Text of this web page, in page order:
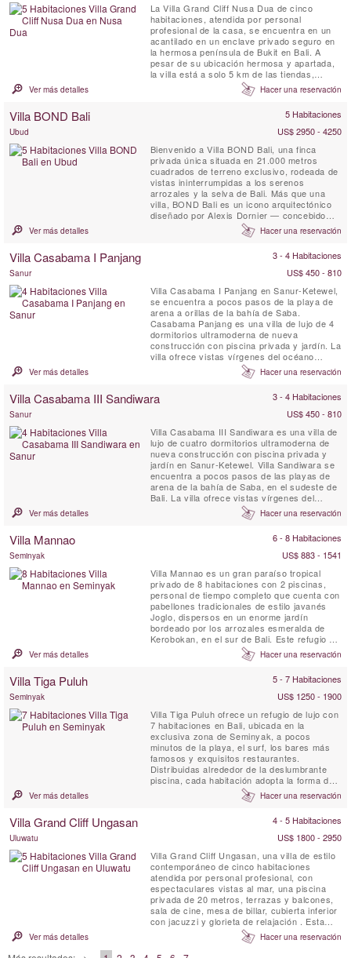
La Villa Grand Cliff Nusa Dua de cinco
habitaciones, atendida por personal
profesional de la casa, se encuentra en un
acantilado en un enclave privado seguro en
la hermosa península de Bukit en Bali. A
pesar de su ubicación hermosa y apartada,
la villa está a solo 5 km de las tiendas,
restaurantes, golf y actividades de deportes
acuáticos de Nusa Dua, todos los cuales
el conductor de cortesía de la villa. Esta villa
Ver más detalles Hacer una reservación
Villa BOND Bali 5 Habitaciones
Ubud
US$ 2950 - 4250
Bienvenido a Villa BOND Bali, una finca
privada única situada en 21.000 metros
cuadrados de terreno exclusivo, rodeada de
vistas ininterrumpidas a los serenos
arrozales y la selva de Bali. Más que una
villa, BOND Bali es un icono arquitectónico
diseñado por Alexis Dornier — concebido
para despertar los sentidos y llevarte de
regreso a la serenidad. La experiencia se
cuidadosamente diseñadas, un jardín de
Ver más detalles Hacer una reservación
Villa Casabama I Panjang 3 - 4 Habitaciones
Sanur
US$ 450 - 810
Villa Casabama I Panjang en Sanur-Ketewel,
se encuentra a pocos pasos de la playa de
arena a orillas de la bahía de Saba.
Casabama Panjang es una villa de lujo de 4
dormitorios ultramoderna de nueva
construcción con piscina privada y jardín. La
villa ofrece vistas vírgenes del océano
cercano. Villa Casabama I Panjang se
encuentra en los terrenos de Casabama
independientes con personal completo.
Ver más detalles Hacer una reservación
Villa Casabama III Sandiwara 3 - 4 Habitaciones
Sanur
US$ 450 - 810
Villa Casabama III Sandiwara es una villa de
lujo de cuatro dormitorios ultramoderna de
nueva construcción con piscina privada y
jardín en Sanur-Ketewel. Villa Sandiwara se
encuentra a pocos pasos de las playas de
arena de la bahía de Saba, en el sudeste de
Bali. La villa ofrece vistas vírgenes del
océano cercano y del volcán. Villa
Casabama III Sandiwara se encuentra en los
tres villas de lujo independientes con
Ver más detalles Hacer una reservación
Villa Mannao 6 - 8 Habitaciones
Seminyak
US$ 883 - 1541
Villa Mannao es un gran paraíso tropical
privado de 8 habitaciones con 2 piscinas,
personal de tiempo completo que cuenta con
pabellones tradicionales de estilo javanés
Joglo, dispersos en un enorme jardín
bordeado por los arrozales esmeralda de
Kerobokan, en el sur de Bali. Este refugio de
vacaciones está diseñado para familias
numerosas o grupos de amigos que desean
cerca del destino turístico más moderno y
Ver más detalles Hacer una reservación
Villa Tiga Puluh 5 - 7 Habitaciones
Seminyak
US$ 1250 - 1900
Villa Tiga Puluh ofrece un refugio de lujo con
7 habitaciones en Bali, ubicada en la
exclusiva zona de Seminyak, a pocos
minutos de la playa, el surf, los bares más
famosos y exquisitos restaurantes.
Distribuidas alrededor de la deslumbrante
piscina, cada habitación adopta la forma de
un bungalow privado, proporcionando el
equilibrio perfecto entre momentos en grupo
una cena espectacular en casa preparada
Ver más detalles Hacer una reservación
Villa Grand Cliff Ungasan 4 - 5 Habitaciones
Uluwatu
US$ 1800 - 2950
Villa Grand Cliff Ungasan, una villa de estilo
contemporáneo de cinco habitaciones
atendida por personal profesional, con
espectaculares vistas al mar, una piscina
privada de 20 metros, terrazas y balcones,
sala de cine, mesa de billar, cubierta inferior
con jacuzzi y glorieta de relajación . Esta
villa excepcional en Bali está ubicada en los
terrenos de un resort de lujo en lo alto de un
acantilado en la espectacular península de
Ver más detalles Hacer una reservación